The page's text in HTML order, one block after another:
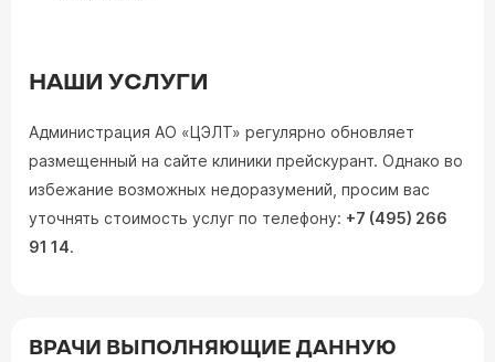
НАШИ УСЛУГИ
Администрация АО «ЦЭЛТ» регулярно обновляет
размещенный на сайте клиники прейскурант. Однако во
избежание возможных недоразумений, просим вас
уточнять стоимость услуг по телефону: +7 (495) 266
91 14.
ВРАЧИ ВЫПОЛНЯЮЩИЕ ДАННУЮ